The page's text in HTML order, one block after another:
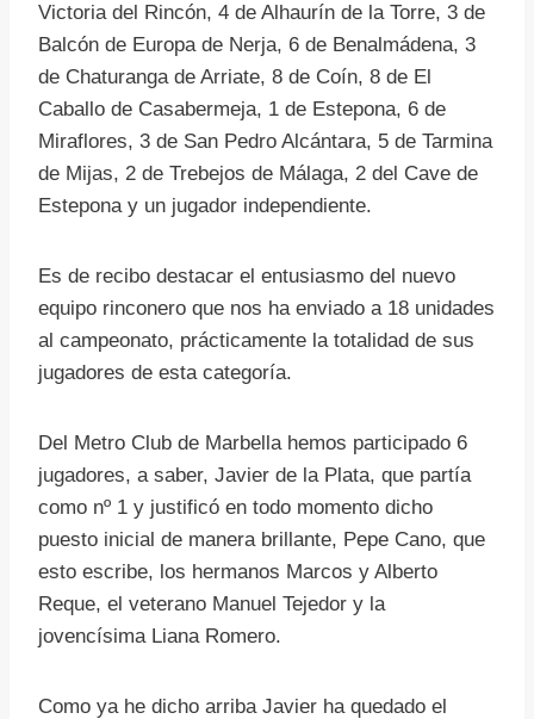
Victoria del Rincón, 4 de Alhaurín de la Torre, 3 de
Balcón de Europa de Nerja, 6 de Benalmádena, 3
de Chaturanga de Arriate, 8 de Coín, 8 de El
Caballo de Casabermeja, 1 de Estepona, 6 de
Miraflores, 3 de San Pedro Alcántara, 5 de Tarmina
de Mijas, 2 de Trebejos de Málaga, 2 del Cave de
Estepona y un jugador independiente.
Es de recibo destacar el entusiasmo del nuevo
equipo rinconero que nos ha enviado a 18 unidades
al campeonato, prácticamente la totalidad de sus
jugadores de esta categoría.
Del Metro Club de Marbella hemos participado 6
jugadores, a saber, Javier de la Plata, que partía
como nº 1 y justificó en todo momento dicho
puesto inicial de manera brillante, Pepe Cano, que
esto escribe, los hermanos Marcos y Alberto
Reque, el veterano Manuel Tejedor y la
jovencísima Liana Romero.
Como ya he dicho arriba Javier ha quedado el